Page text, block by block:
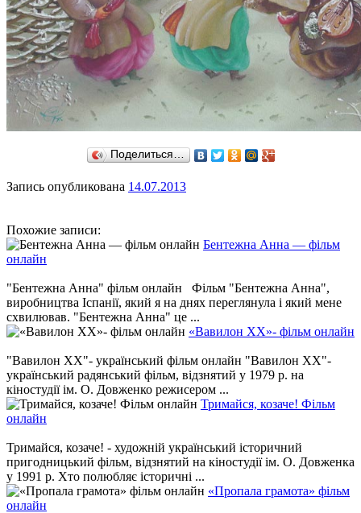
Поделиться…
Запись опубликована 14.07.2013
Похожие записи:
Бентежна Анна — фільм
онлайн
"Бентежна Анна" фільм онлайн Фільм "Бентежна Анна",
виробництва Іспанії, який я на днях переглянула і який мене
схвилював. "Бентежна Анна" це ...
«Вавилон ХХ»- фільм онлайн
"Вавилон ХХ"- український фільм онлайн "Вавилон ХХ"-
український радянський фільм, відзнятий у 1979 р. на
кіностудії ім. О. Довженко режисером ...
Тримайся, козаче! Фільм
онлайн
Тримайся, козаче! - художній український історичний
пригодницький фільм, відзнятий на кіностудії ім. О. Довженка
у 1991 р. Хто полюбляє історичні ...
«Пропала грамота» фільм
онлайн